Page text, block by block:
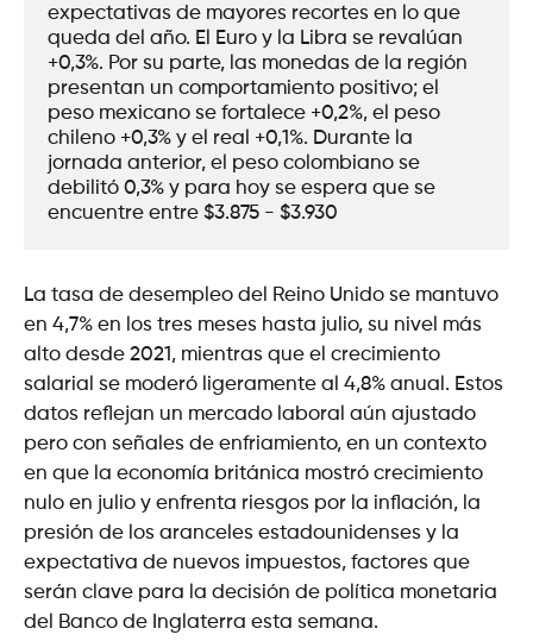
expectativas de mayores recortes en lo que
queda del año. El Euro y la Libra se revalúan
+0,3%. Por su parte, las monedas de la región
presentan un comportamiento positivo; el
peso mexicano se fortalece +0,2%, el peso
chileno +0,3% y el real +0,1%. Durante la
jornada anterior, el peso colombiano se
debilitó 0,3% y para hoy se espera que se
encuentre entre $3.875 - $3.930
La tasa de desempleo del Reino Unido se mantuvo
en 4,7% en los tres meses hasta julio, su nivel más
alto desde 2021, mientras que el crecimiento
salarial se moderó ligeramente al 4,8% anual. Estos
datos reflejan un mercado laboral aún ajustado
pero con señales de enfriamiento, en un contexto
en que la economía británica mostró crecimiento
nulo en julio y enfrenta riesgos por la inflación, la
presión de los aranceles estadounidenses y la
expectativa de nuevos impuestos, factores que
serán clave para la decisión de política monetaria
del Banco de Inglaterra esta semana.